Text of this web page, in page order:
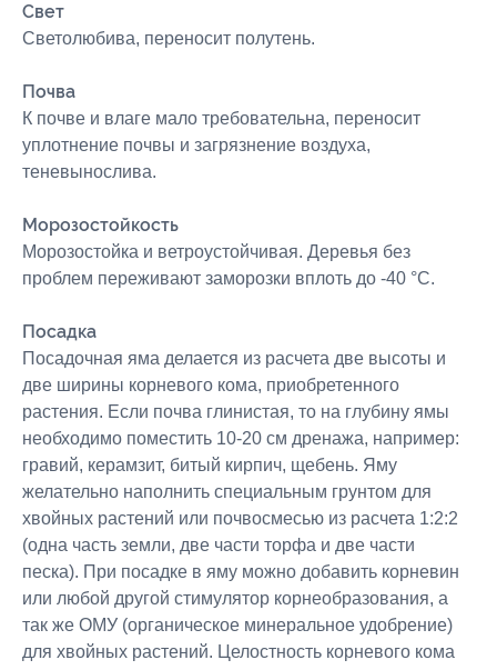
Свет
Светолюбива, переносит полутень.
Почва
К почве и влаге мало требовательна, переносит
уплотнение почвы и загрязнение воздуха,
теневынослива.
Морозостойкость
Морозостойка и ветроустойчивая. Деревья без
проблем переживают заморозки вплоть до -40 °C.
Посадка
Посадочная яма делается из расчета две высоты и
две ширины корневого кома, приобретенного
растения. Если почва глинистая, то на глубину ямы
необходимо поместить 10-20 см дренажа, например:
гравий, керамзит, битый кирпич, щебень. Яму
желательно наполнить специальным грунтом для
хвойных растений или почвосмесью из расчета 1:2:2
(одна часть земли, две части торфа и две части
песка). При посадке в яму можно добавить корневин
или любой другой стимулятор корнеобразования, а
так же ОМУ (органическое минеральное удобрение)
для хвойных растений. Целостность корневого кома